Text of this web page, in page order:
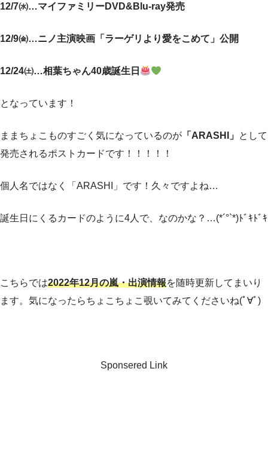
12/7㈬…マイファミリーDVD&Blu-ray発売
12/9㈮…ニノ主演映画「ラーゲリより愛をこめて」公開
12/24㈯…相葉ちゃん40歳誕生日
となっています！
ままちょこものすごく気になっているのが 「ARASHI」 として
発売されるポストカードです！！！！！
個人名ではなく「ARASHI」です！久々ですよね…
誕生日にくるカードのように4人で、なのかな？…(*´°`*)ﾄﾞｷﾄﾞｷ
こちらでは2022年12月の嵐・出演情報を随時更新してまいり
ます。気になったらちょこちょこ覗いてみてくださいね(ﾟ∀ﾟ)
Sponsered Link